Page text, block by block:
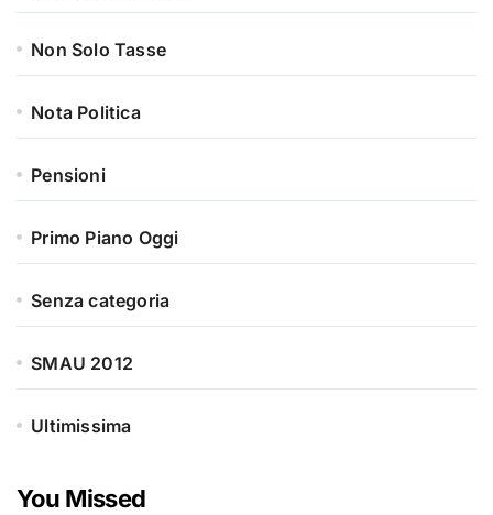
Non Solo Tasse
Nota Politica
Pensioni
Primo Piano Oggi
Senza categoria
SMAU 2012
Ultimissima
You Missed